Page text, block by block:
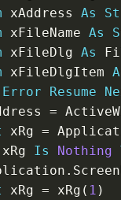
xAddress As
xFileName As
xFileDlg As
xFileDlgItem
Error Resume
=
xRg =
xRg Is Nothing
.
xRg = xRg ( 1 )